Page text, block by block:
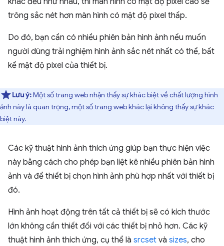
trông sắc nét hơn màn hình có mật độ pixel thấp.
Do đó, bạn cần có nhiều phiên bản hình ảnh nếu muốn
người dùng trải nghiệm hình ảnh sắc nét nhất có thể, bất
kể mật độ pixel của thiết bị.
Lưu ý:Một số trang web nhận thấy sự khác biệt về chất lượng hình
ảnh này là quan trọng, một số trang web khác lại không thấy sự khác
biệt này.
Các kỹ thuật hình ảnh thích ứng giúp bạn thực hiện việc
này bằng cách cho phép bạn liệt kê nhiều phiên bản hình
ảnh và để thiết bị chọn hình ảnh phù hợp nhất với thiết bị
đó.
Hình ảnh hoạt động trên tất cả thiết bị sẽ có kích thước
lớn không cần thiết đối với các thiết bị nhỏ hơn. Các kỹ
thuật hình ảnh thích ứng, cụ thể là srcset và sizes, cho